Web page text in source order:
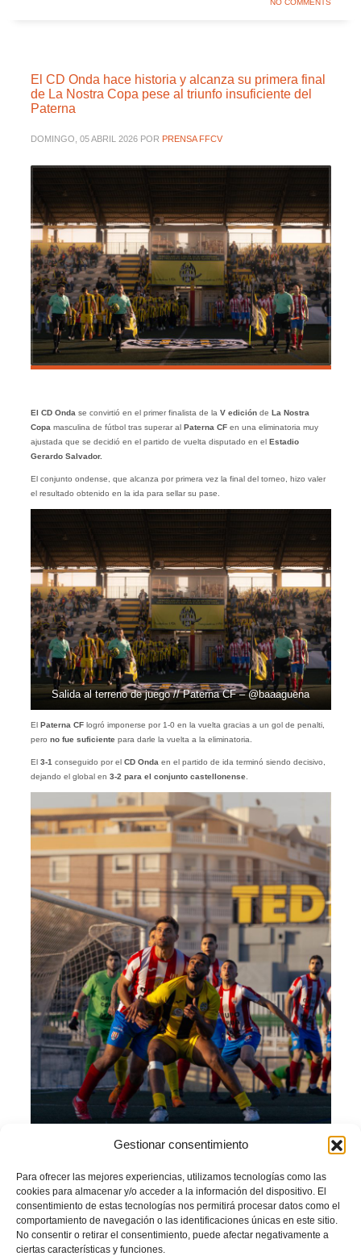
Gestionar consentimiento
Para ofrecer las mejores experiencias, utilizamos tecnologías como las
cookies para almacenar y/o acceder a la información del dispositivo. El
consentimiento de estas tecnologías nos permitirá procesar datos como el
comportamiento de navegación o las identificaciones únicas en este sitio.
No consentir o retirar el consentimiento, puede afectar negativamente a
ciertas características y funciones.
El CD Onda hace historia y alcanza su primera final
de La Nostra Copa pese al triunfo insuficiente del
Paterna
DOMINGO, 05 ABRIL 2026 POR PRENSA FFCV
El CD Ondase convirtió en el primer finalista de la V ediciónde La Nostra
Copamasculina de fútbol tras superar alPaterna CF en una eliminatoria muy
ajustada que se decidió en el partido de vuelta disputado en el Estadio
Gerardo Salvador.
El conjunto ondense, que alcanza por primera vez la final del torneo, hizo valer
el resultado obtenido en la ida para sellar su pase.
Salida al terreno de juego // Paterna CF – @baaaguena
El Paterna CF logró imponerse por 1-0 en la vuelta gracias a un gol de penalti,
pero no fue suficientepara darle la vuelta a la eliminatoria.
El 3-1 conseguido por el CD Onda en el partido de ida terminó siendo decisivo,
dejando el global en 3-2 para el conjunto castellonense.
Fotos Paterna CF – @baaaguena
El choque estuvo marcado por la intensidad y la tensión propias de una
semifinal, con unPaternavolcado en busca de la remontada y unOndasólido
en defensa.